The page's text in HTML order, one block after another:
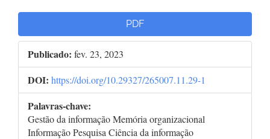
lateral
de
artigos
PDF
Publicado: fev. 23, 2023
DOI: https://doi.org/10.29327/265007.11.29-1
Palavras-chave:
Gestão da informação Memória organizacional
Informação Pesquisa Ciência da informação